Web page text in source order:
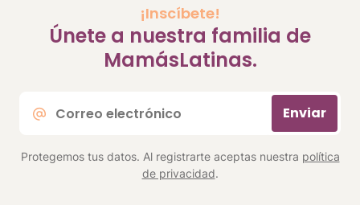
¡Inscíbete!
Únete a nuestra familia de
MamásLatinas.
electrónico
Enviar
Protegemos tus datos. Al registrarte aceptas nuestra política
de privacidad.